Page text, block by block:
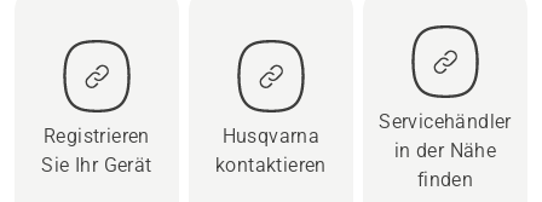
Registrieren
Sie Ihr Gerät
Husqvarna
kontaktieren
Servicehändler
in der Nähe
finden